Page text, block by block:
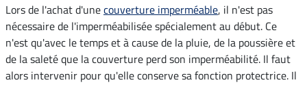
Lors de l'achat d'unecouverture imperméable, il n'est pas
nécessaire de l'imperméabilisée spécialement au début. Ce
n'est qu'avec le temps et à cause de la pluie, de la poussière et
de la saleté que la couverture perd son imperméabilité. Il faut
alors intervenir pour qu'elle conserve sa fonction protectrice. Il